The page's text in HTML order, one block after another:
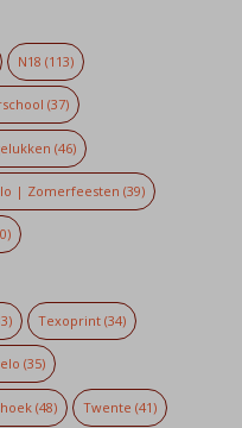
N18 (113)
(37)
(46)
| Zomerfeesten (39)
Texoprint (34)
(35)
(48) Twente (41)